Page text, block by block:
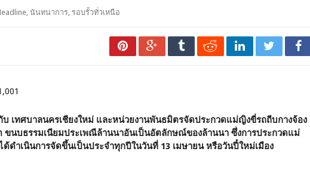
, นันทนาการ, รอบรั้วทั่วเหนือ
บ เทศบาลนครเชียงใหม่ และหน่วยงานพันธมิตรจัดประกวดแม่ญิงขี่รถถีบกางจ้อง
ขนบธรรมเนียมประเพณีล้านนาอันเป็นอัตลักษณ์ของล้านนา ซึ่งการประกวดแม่
ดำเนินการจัดขึ้นเป็นประจำทุกปีในวันที่ 13 เมษายน หรือวันปี๋ใหม่เมือง